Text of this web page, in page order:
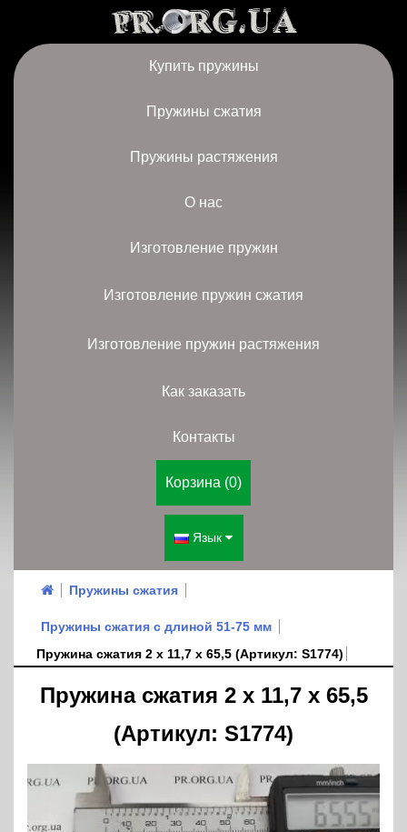
Купить пружины
Пружины сжатия
Пружины растяжения
О нас
Изготовление пружин
Изготовление пружин сжатия
Изготовление пружин растяжения
Как заказать
Контакты
Корзина (0)
Язык
Пружины сжатия
Пружины сжатия с длиной 51-75 мм
Пружина сжатия 2 х 11,7 х 65,5 (Артикул: S1774)
Пружина сжатия 2 х 11,7 х 65,5
(Артикул: S1774)